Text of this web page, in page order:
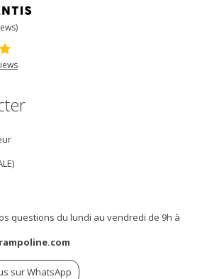
questions du lundi au vendredi de 9h à
sur WhatsApp